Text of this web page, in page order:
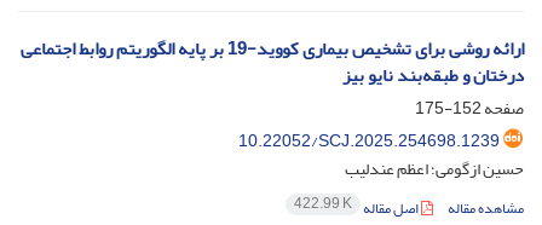
ارائه روشی برای تشخیص بیماری کووید-19 بر پایه الگوریتم روابط اجتماعی
درختان و طبقه‌بند نایو بیز
صفحه152-175
10.22052/SCJ.2025.254698.1239
حسین ازگومی؛ اعظم عندلیب
مشاهده مقاله اصل مقاله 422.99 K